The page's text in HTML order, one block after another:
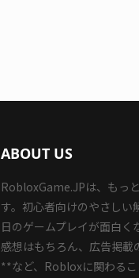
ABOUT US
RobloxGame.JPは、もっ
す。初心者向けのやさし
日のゲームプレイが面白
感想はもちろん、広告掲載
**など、Robloxに関わる